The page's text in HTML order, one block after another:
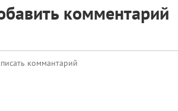
комментарий